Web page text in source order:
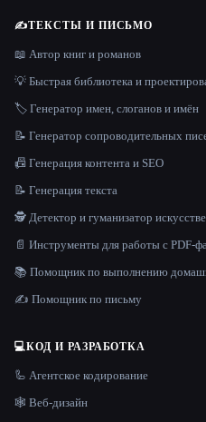
✍️ТЕКСТЫ И ПИСЬМО
📖 Автор книг и романов
💡 Быстрая библиотека и
🏷️ Генератор имен, слоганов и имён
📝 Генератор сопроводительных
📠 Генерация контента и SEO
📝 Генерация текста
🕵️ Детектор и гуманизатор
📄 Инструменты для работы с PDF-
📚 Помощник по выполнению
✍️ Помощник по письму
💻КОД И РАЗРАБОТКА
🦾 Агентское кодирование
🕸 Веб-дизайн